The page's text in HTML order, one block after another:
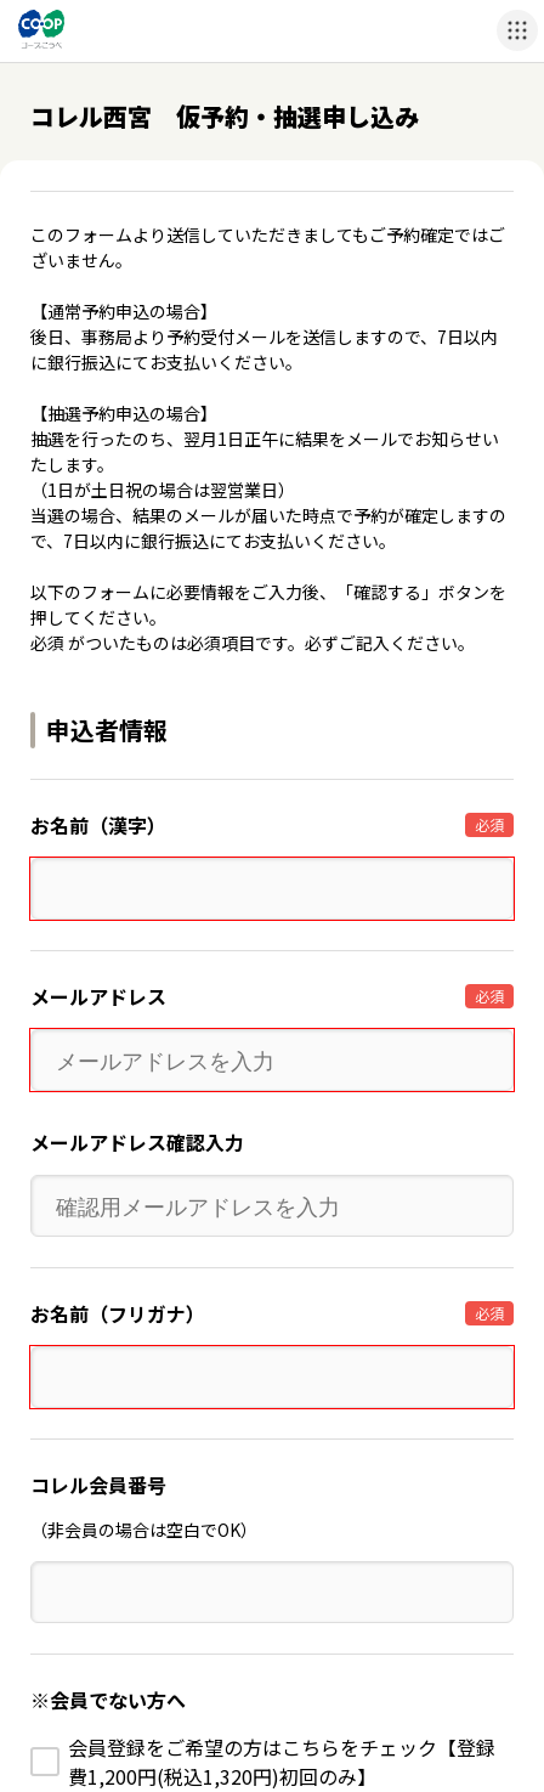
コレル西宮 仮予約・抽選申し込み
このフォームより送信していただきましてもご予約確定ではご
ざいません。
【通常予約申込の場合】
後日、事務局より予約受付メールを送信しますので、7日以内
に銀行振込にてお支払いください。
【抽選予約申込の場合】
抽選を行ったのち、翌月1日正午に結果をメールでお知らせい
たします。
（1日が土日祝の場合は翌営業日）
当選の場合、結果のメールが届いた時点で予約が確定しますの
で、7日以内に銀行振込にてお支払いください。
以下のフォームに必要情報をご入力後、「確認する」ボタンを
押してください。
必須 がついたものは必須項目です。必ずご記入ください。
申込者情報
お名前（漢字） 必須
メールアドレス 必須
メールアドレス確認入力
お名前（フリガナ） 必須
コレル会員番号
（非会員の場合は空白でOK）
※会員でない方へ
会員登録をご希望の方はこちらをチェック【登録
費1,200円(税込1,320円)初回のみ】